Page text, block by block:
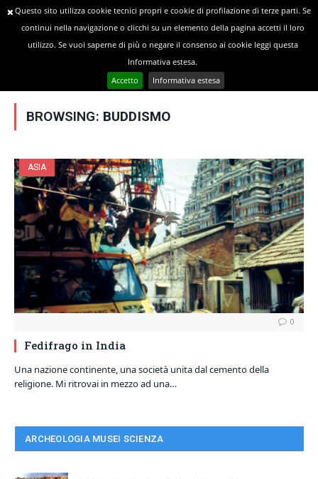
Posts Tagged "buddismo"
BROWSING: BUDDISMO
ASIA
0
Fedifrago in India
Una nazione continente, una società unita dal cemento della
religione. Mi ritrovai in mezzo ad una…
ARCHEOLOGIA MUSEI SCIENZA
Questo sito utilizza cookie tecnici propri e cookie di profilazione di terze parti. Se
continui nella navigazione o clicchi su un elemento della pagina accetti il loro
utilizzo. Se vuoi saperne di più o negare il consenso ai cookie leggi questa
Informativa estesa.
Accetto
Informativa estesa